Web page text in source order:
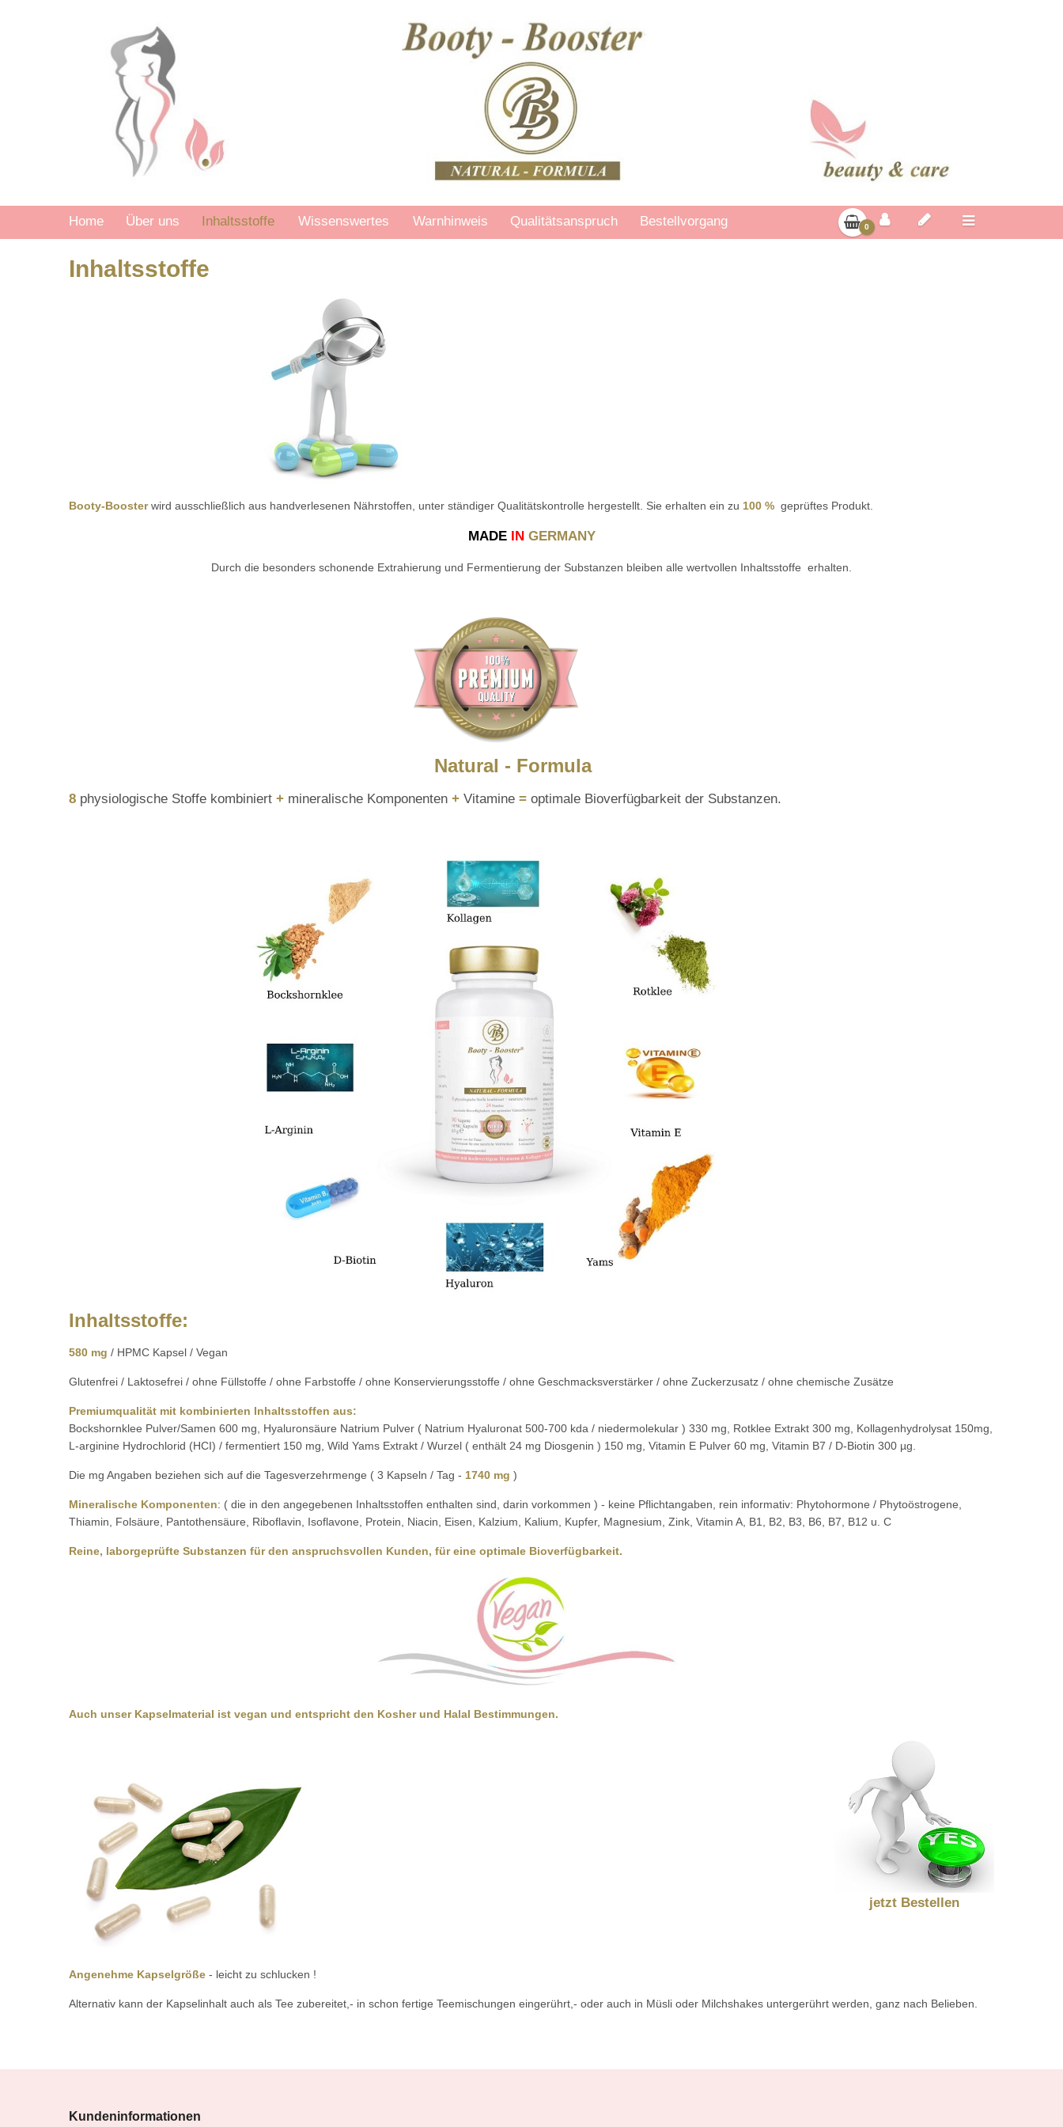
Home Über uns Inhaltsstoffe Wissenswertes Warnhinweis Qualitätsanspruch Bestellvorgang 0
Inhaltsstoffe
Booty-Boosterwird ausschließlich aus handverlesenen Nährstoffen, unter ständiger Qualitätskontrolle hergestellt. Sie erhalten ein zu 100 % geprüftes Produkt.
MADE IN GERMANY
Durch die besonders schonende Extrahierung und Fermentierung der Substanzen bleiben alle wertvollen Inhaltsstoffe erhalten.
Natural - Formula
8 physiologische Stoffe kombiniert + mineralische Komponenten + Vitamine = optimale Bioverfügbarkeit der Substanzen.
Inhaltsstoffe:
580 mg / HPMC Kapsel / Vegan
Glutenfrei / Laktosefrei / ohne Füllstoffe / ohne Farbstoffe / ohne Konservierungsstoffe / ohne Geschmacksverstärker / ohne Zuckerzusatz / ohne chemische Zusätze
Premiumqualität mit kombinierten Inhaltsstoffen aus:
Bockshornklee Pulver/Samen 600 mg, Hyaluronsäure Natrium Pulver ( Natrium Hyaluronat 500-700 kda / niedermolekular ) 330 mg, Rotklee Extrakt 300 mg, Kollagenhydrolysat 150mg,
L-arginine Hydrochlorid (HCI) / fermentiert 150 mg, Wild Yams Extrakt / Wurzel ( enthält 24 mg Diosgenin ) 150 mg, Vitamin E Pulver 60 mg, Vitamin B7 / D-Biotin 300 µg.
Die mg Angaben beziehen sich auf die Tagesverzehrmenge ( 3 Kapseln / Tag - 1740 mg )
Mineralische Komponenten: ( die in den angegebenen Inhaltsstoffen enthalten sind, darin vorkommen ) - keine Pflichtangaben, rein informativ: Phytohormone / Phytoöstrogene,
Thiamin, Folsäure, Pantothensäure, Riboflavin, Isoflavone, Protein, Niacin, Eisen, Kalzium, Kalium, Kupfer, Magnesium, Zink, Vitamin A, B1, B2, B3, B6, B7, B12 u. C
Reine, laborgeprüfte Substanzen für den anspruchsvollen Kunden, für eine optimale Bioverfügbarkeit.
Auch unser Kapselmaterial ist vegan und entspricht den Kosher und Halal Bestimmungen.
jetzt Bestellen
Angenehme Kapselgröße - leicht zu schlucken !
Alternativ kann der Kapselinhalt auch als Tee zubereitet,- in schon fertige Teemischungen eingerührt,- oder auch in Müsli oder Milchshakes untergerührt werden, ganz nach Belieben.
Kundeninformationen